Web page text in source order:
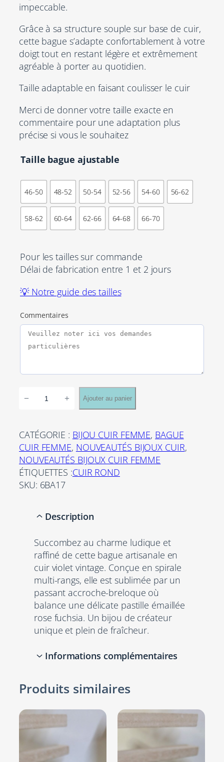
impeccable.
Grâce à sa structure souple sur base de cuir,
cette bague s’adapte confortablement à votre
doigt tout en restant légère et extrêmement
agréable à porter au quotidien.
Taille adaptable en faisant coulisser le cuir
Merci de donner votre taille exacte en
commentaire pour une adaptation plus
précise si vous le souhaitez
Taille bague ajustable
46-50 48-52 50-54 52-56 54-60 56-62
58-62 60-64 62-66 64-68 66-70
Pour les tailles sur commande
Délai de fabrication entre 1 et 2 jours
💡 Notre guide des tailles
Commentaires
n
t
i
t
é
r
d
n
s
− + Ajouter au panier
CATÉGORIE : BIJOU CUIR FEMME, BAGUE
CUIR FEMME, NOUVEAUTÉS BIJOUX CUIR
NOUVEAUTÉS BIJOUX CUIR FEMME
ÉTIQUETTES :CUIR ROND
SKU: 6BA17
Description
Succombez au charme ludique et
raffiné de cette bague artisanale en
cuir violet vintage. Conçue en spirale
multi-rangs, elle est sublimée par un
passant accroche-breloque où
balance une délicate pastille émaillée
rose fuchsia. Un bijou de créateur
unique et plein de fraîcheur.
Informations complémentaires
Attributs
Valeur
Argent,
Mauve, Rose
46-50, 48-52,
Produits similaires